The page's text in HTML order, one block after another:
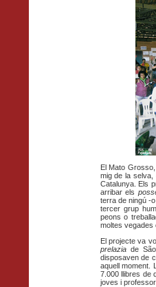
El Mato
mig de la
Catalunya. Els
arribar els
terra de ningú -
tercer grup
peons o
moltes vegades
El projecte va
prelazia de
disposaven de
aquell moment.
7.000 llibres de
joves i